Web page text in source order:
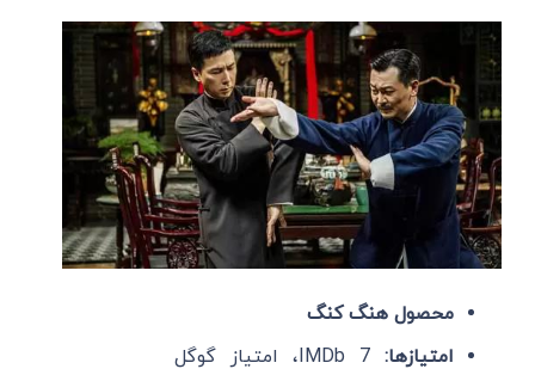
محصول هنگ کنگ
امتیازها:
IMDb 7، امتیاز گوگل